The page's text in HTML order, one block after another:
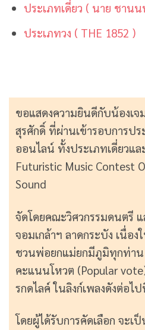
ประเภทเดี่ยว ( นาย ชาน
ประเภทวง ( THE 1852 )
ขอแสดงความยินดีกับน้องเจ
สุรศักดิ์ ที่ผ่านเข้ารอบการป
ออนไลน์ ทั้งประเภทเดี่ยวแล
Futuristic Music Contest
Sound
จัดโดยคณะวิศวกรรมดนตรี
จอมเกล้าฯ ลาดกระบัง เนื่อ
ชวนพ่อยกแม่ยกมีภูมิทุกท่าน
คะแนนโหวต (Popular
รกดไลค์ ในลิงก์เพลงดังต่อไ
โดยผู้ได้รับการคัดเลือก จะเ